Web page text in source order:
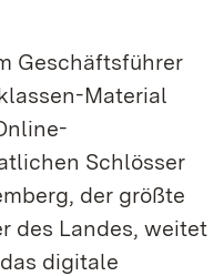
Geschäftsführer
Material
Schlösser
der größte
des Landes, weitet
digitale